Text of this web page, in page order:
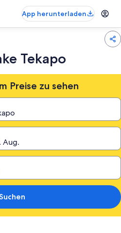
App herunterladen
Tekapo
Preise zu sehen